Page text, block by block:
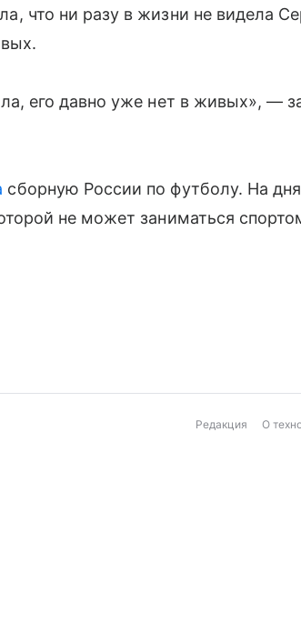
что ни разу в жизни не видела
его давно уже нет в живых», —
сборную России по футболу. На
не может заниматься
Редакция О